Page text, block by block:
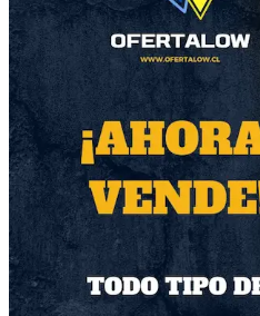
Edguy - Vain Glory
Opera CD
$7000
Región Metropolitana
Producto Usado
51